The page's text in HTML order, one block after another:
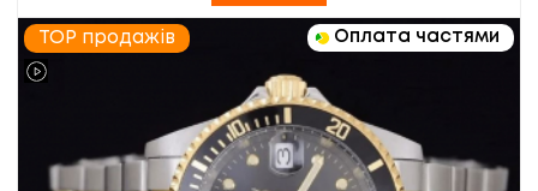
TOP продажів Оплата частями